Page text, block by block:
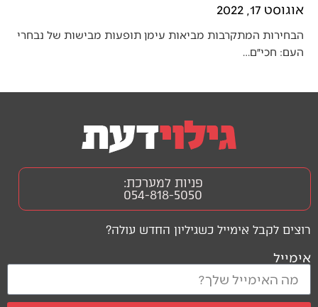
אוגוסט 17, 2022
הבחירות המתקרבות מביאות עימן תופעות מבישות של נבחרי
העם: חכי״ם…
רוצים לקבל אימייל כשגיליון החדש עולה?
אימייל
פניות למערכת:
054-818-5050